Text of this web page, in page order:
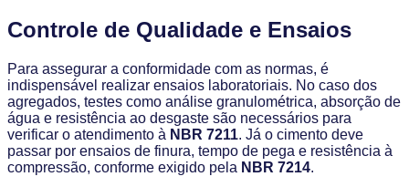
Controle de Qualidade e Ensaios
Para assegurar a conformidade com as normas, é
indispensável realizar ensaios laboratoriais. No caso dos
agregados, testes como análise granulométrica, absorção de
água e resistência ao desgaste são necessários para
verificar o atendimento à NBR 7211. Já o cimento deve
passar por ensaios de finura, tempo de pega e resistência à
compressão, conforme exigido pela NBR 7214.